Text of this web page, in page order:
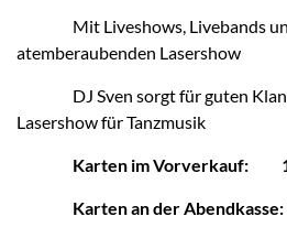
Mit Liveshows, Livebands
atemberaubenden Lasershow
DJ Sven sorgt für guten Klang
Lasershow für Tanzmusik
Karten im Vorverkauf:
Karten an der Abendkasse: